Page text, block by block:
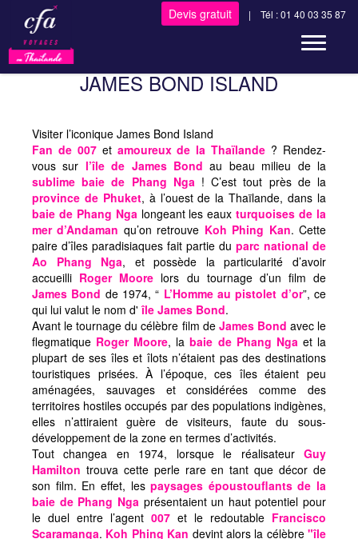
Devis gratuit | Tél : 01 40 03 35 87
Toggle
JAMES BOND ISLAND
Visiter l’iconique James Bond Island
Fan de 007et amoureux de la Thaïlande ? Rendez-
vous sur l’île de James Bond au beau milieu de la
sublime baie de Phang Nga! C’est tout près de la
province de Phuket, à l’ouest de la Thaïlande, dans la
baie de Phang Ngalongeant les eauxturquoises de la
mer d’Andaman qu’on retrouve Koh Phing Kan. Cette
paire d’îles paradisiaques fait partie du parc national de
Ao Phang Nga, et possède la particularité d’avoir
accueilli Roger Moore lors du tournage d’un film de
James Bond de 1974, “ L’Homme au pistolet d’or”, ce
qui lui valut le nom d'île James Bond.
Avant le tournage du célèbre film de James Bond avec le
flegmatique Roger Moore, labaie de Phang Ngaet la
plupart de ses îles et îlots n’étaient pas des destinations
touristiques prisées. À l’époque, ces îles étaient peu
aménagées, sauvages et considérées comme des
territoires hostiles occupés par des populations indigènes,
elles n’attiraient guère de visiteurs, faute du sous-
développement de la zone en termes d’activités.
Tout changea en 1974, lorsque le réalisateur Guy
Hamilton trouva cette perle rare en tant que décor de
son film. En effet, lespaysages époustouflants de la
baie de Phang Ngaprésentaient un haut potentiel pour
le duel entre l’agent 007 et le redoutable Francisco
Scaramanga. Koh Phing Kan devint alors la célèbre "île